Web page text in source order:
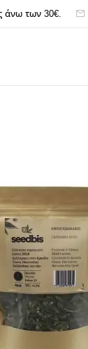
άνω των 30€.